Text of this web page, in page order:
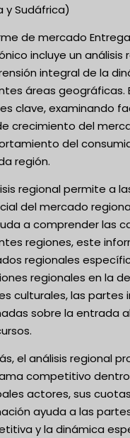
y Sudáfrica)
de mercado
incluye un
integral de la
áreas geográficas.
clave, examinando
crecimiento del
del
región.
regional permite a
del mercado
a comprender las
regiones, este
regionales
regionales en la
culturales, las
sobre la entrada
el análisis regional
competitivo
actores, sus
ayuda a las
y la dinámica